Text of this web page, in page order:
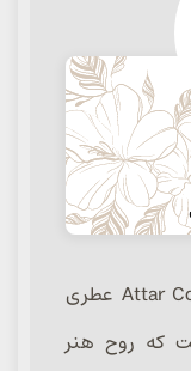
رایحه الهام‌گرفته از Attar Collection Areej عطری
که روح هنر